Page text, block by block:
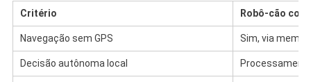
Critério Robô-cão com
Navegação sem GPS Sim, via
Decisão autônoma local